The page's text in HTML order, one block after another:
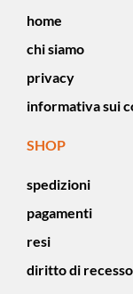
home
chi siamo
privacy
informativa sui
SHOP
spedizioni
pagamenti
resi
diritto di recesso